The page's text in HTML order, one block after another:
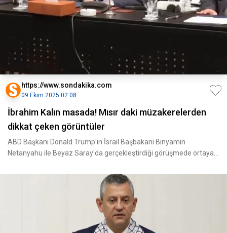
https://www.sondakika.com
09 Ekim 2025 02:08
İbrahim Kalın masada! Mısır daki müzakerelerden
dikkat çeken görüntüler
ABD Başkanı Donald Trump'ın İsrail Başbakanı Binyamin
Netanyahu ile Beyaz Saray'da gerçekleştirdiği görüşmede ortaya